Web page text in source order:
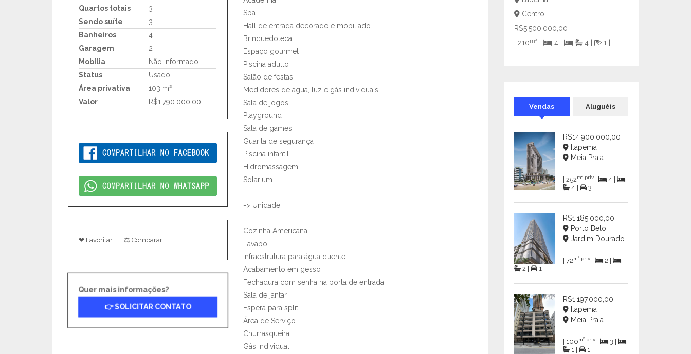
Quartos totais
3
Sendo suíte
3
Banheiros
4
Garagem
2
Mobília
Não informado
Status
Usado
Área privativa
103 m²
Valor
R$1.790.000,00
❤ Favoritar ⚖ Comparar
Quer mais informações?
👉 SOLICITAR CONTATO
Spa
Hall de entrada decorado e mobiliado
Brinquedoteca
Espaço gourmet
Piscina adulto
Salão de festas
Medidores de água, luz e gás individuais
Sala de jogos
Playground
Sala de games
Guarita de segurança
Piscina infantil
Hidromassagem
Solarium
-> Unidade
Cozinha Americana
Lavabo
Infraestrutura para água quente
Acabamento em gesso
Fechadura com senha na porta de entrada
Sala de jantar
Espera para split
Área de Serviço
Churrasqueira
Gás Individual
Centro
R$5.500.000,00
| 210m² 4 | 4 | 1 |
Vendas Aluguéis
R$14.900.000,00
Itapema
Meia Praia
| 252m² priv.
4 |
4 |
3
R$1.185.000,00
Porto Belo
Jardim Dourado
| 72m² priv.
2 |
2 |
1
R$1.197.000,00
Itapema
Meia Praia
| 100m² priv.
3 |
1 |
1